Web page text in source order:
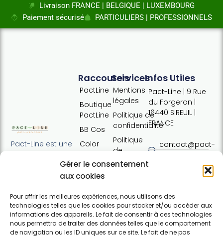
Gérer le consentement
aux cookies
Pour offrir les meilleures expériences, nous utilisons des
technologies telles que les cookies pour stocker et/ou accéder aux
informations des appareils. Le fait de consentir à ces technologies
nous permettra de traiter des données telles que le comportement
de navigation ou les ID uniques sur ce site. Le fait de ne pas
Livraison FRANCE | BELGIQUE | LUXEMBOURG
Paiement sécurisé
PARTICULIERS | PROFESSIONNELS
Pact-Line est une
proposant des
capillaires de
haute qualité et
soucieux du
respect de
Services
Mentions
légales
Politique de
confidentialité
Politique
de
cookies
de vente
Contact
Raccourcis
PactLine
Boutique
PactLine
BB Cos
Color
Pure
Elements
Infos Utiles
Pact-Line | 9 Rue
du Forgeron |
16440 SIREUIL |
FRANCE
contact@pact-
Tel : +33 (0)7
Horaires:
Lundi · 13h30 ·
17h30 | Mardi,
mercredi,
jeudi : 09h30 ·